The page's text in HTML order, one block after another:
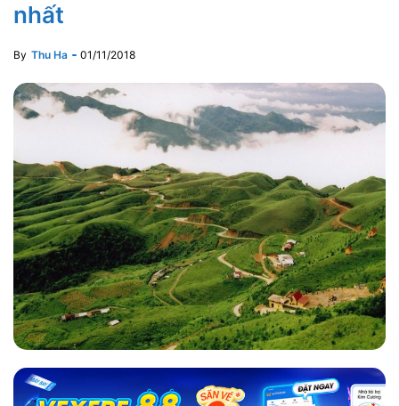
nhất
By Thu Ha 01/11/2018